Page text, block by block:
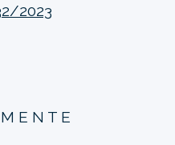
2023
E N T E